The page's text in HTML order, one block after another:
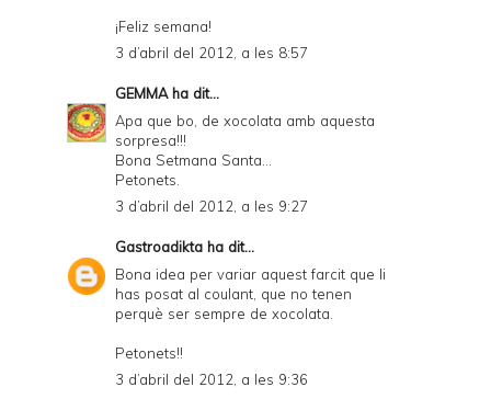
¡Feliz semana!
3 d’abril del 2012, a les 8:57
GEMMAha dit...
Apa que bo, de xocolata amb aquesta
sorpresa!!!
Bona Setmana Santa...
Petonets.
3 d’abril del 2012, a les 9:27
Gastroadikta ha dit...
Bona idea per variar aquest farcit que li
has posat al coulant, que no tenen
perquè ser sempre de xocolata.
Petonets!!
3 d’abril del 2012, a les 9:36